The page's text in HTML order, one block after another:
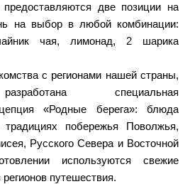
две позиции на
на выбор в любой комбинации:
чая, лимонад, 2 шарика
с регионами нашей страны,
специальная
«Родные берега»: блюда
побережья Поволжья,
Русского Севера и Восточной
используются свежие
путешествия.